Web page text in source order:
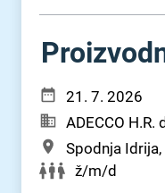
21. 7. 2026
ADECCO H.R.
Spodnja Idrija,
ž/m/d